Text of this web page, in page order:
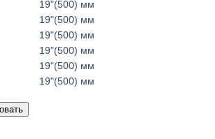
19"(500) мм
19"(500) мм
19"(500) мм
19"(500) мм
19"(500) мм
19"(500) мм